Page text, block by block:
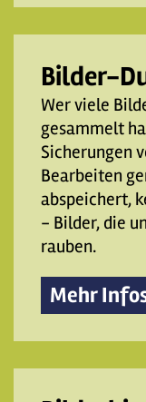
Bilder-
Wer viele
gesammelt
Sicherungen
Bearbeiten
abspeichert,
- Bilder, die
rauben.
Mehr